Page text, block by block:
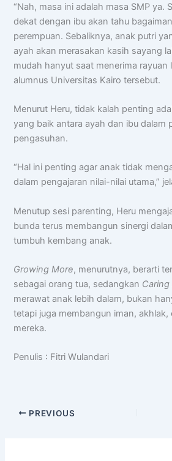
“Nah, masa ini adalah masa SMP ya.
dekat dengan ibu akan tahu
perempuan. Sebaliknya, anak putri
ayah akan merasakan kasih sayang
mudah hanyut saat menerima rayuan
alumnus Universitas Kairo tersebut.
Menurut Heru, tidak kalah penting
yang baik antara ayah dan ibu dalam
pengasuhan.
“Hal ini penting agar anak tidak
dalam pengajaran nilai-nilai utama,”
Menutup sesi parenting, Heru
bunda terus membangun sinergi
tumbuh kembang anak.
Growing More, menurutnya, berarti
sebagai orang tua, sedangkan Caring
merawat anak lebih dalam, bukan
tetapi juga membangun iman, akhlak,
mereka.
Penulis : Fitri Wulandari
PREVIOUS